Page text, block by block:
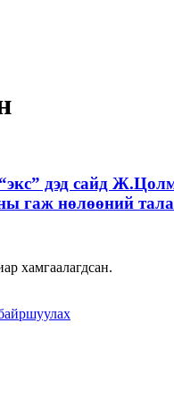
дэд сайд
гаж нөлөөний
хамгаалагдсан.